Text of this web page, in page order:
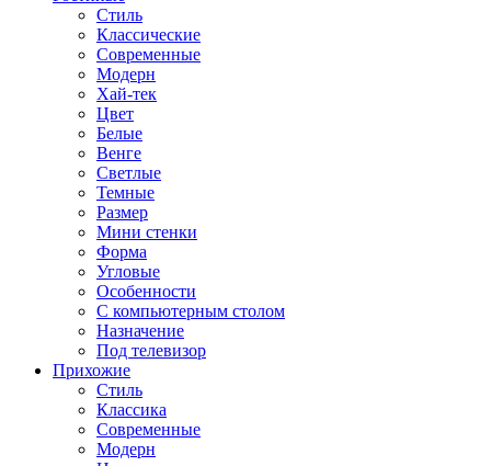
Стиль
Классические
Современные
Модерн
Хай-тек
Цвет
Белые
Венге
Светлые
Темные
Размер
Мини стенки
Форма
Угловые
Особенности
С компьютерным столом
Назначение
Под телевизор
Прихожие
Стиль
Классика
Современные
Модерн